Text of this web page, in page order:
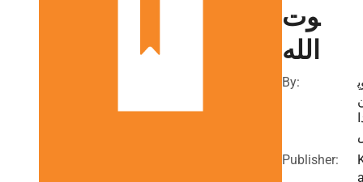
وت
الله
By:
Publisher: